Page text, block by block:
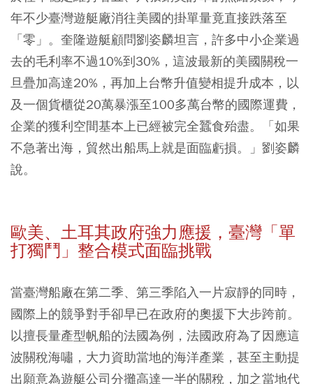
年不少臺灣遊艇廠消往美國的掛單量竟直接跌落至
「零」。奎隆遊艇顧問劉姿麟坦言，許多中小企業過
去的毛利率不過10%到30%，這波最新的美國關稅一
旦疊加高達20%，再加上台幣升值變相提升成本，以
及一個貨櫃從20萬暴漲至100多萬台幣的國際運費，
企業的獲利空間基本上已經被完全蠶食殆盡。「如果
不急著出海，貿然出船馬上就是面臨虧損。」劉姿麟
說。
歐美、土耳其政府強力應援，臺灣「單
打獨鬥」整合模式面臨挑戰
當臺灣船廠在第二季、第三季陷入一片寂靜的同時，
國際上的競爭對手卻早已在政府的奧援下大步跨前。
以擅長量產型帆船的法國為例，法國政府為了因應這
波關稅海嘯，大力資助當地的海洋產業，甚至主動提
出願意為遊艇公司分攤高達一半的關稅，加之當地代